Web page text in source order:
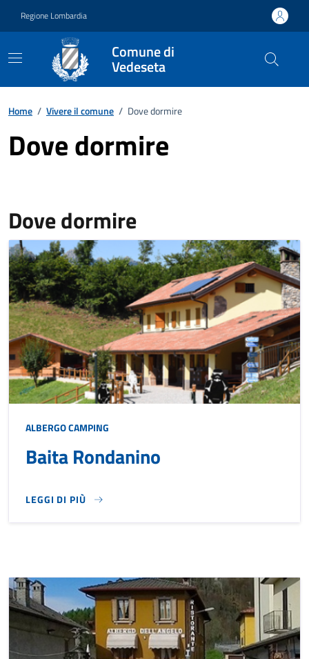
Regione Lombardia
Comune di
Vedeseta
Home / Vivere il comune / Dove dormire
Dove dormire
Dove dormire
ALBERGOCAMPING
Baita Rondanino
LEGGI DI PIÙ